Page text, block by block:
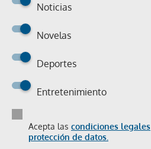
Noticias
Novelas
Deportes
Entretenimiento
Acepta las condiciones legales
protección de datos.